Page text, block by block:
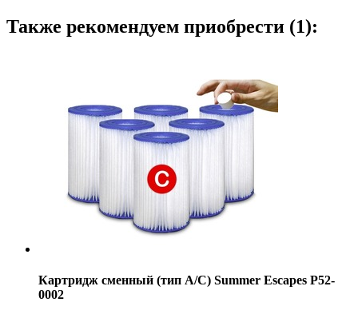
Также рекомендуем приобрести (1):
Картридж сменный (тип А/С) Summer Escapes Р52-
0002